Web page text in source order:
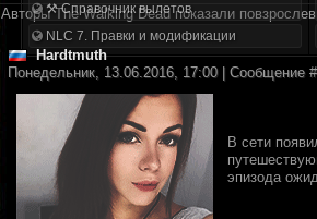
⚒ Справочник вылетов
NLC 7. Правки и модификации
Авторы The Walking Dead показали
Hardtmuth
Понедельник, 13.06.2016, 17:00 | Сообщение #
В сети
эпизода